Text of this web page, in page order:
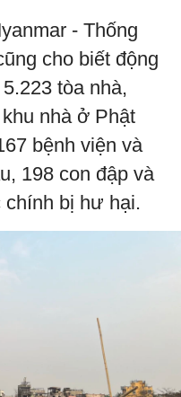
- Thống
cho biết động
tòa nhà,
nhà ở Phật
bệnh viện và
198 con đập và
bị hư hại.